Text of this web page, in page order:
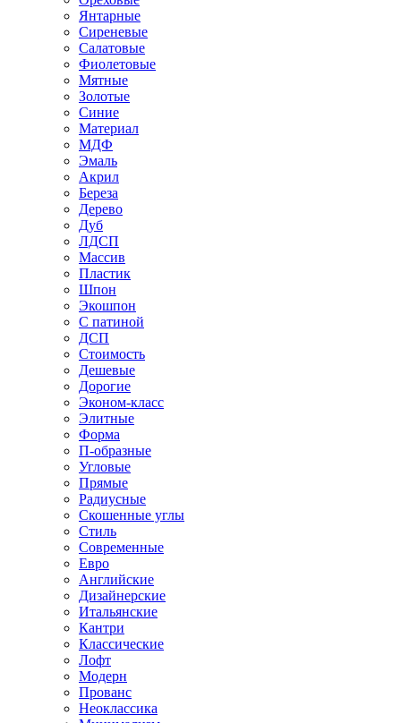
Янтарные
Сиреневые
Салатовые
Фиолетовые
Мятные
Золотые
Синие
Материал
МДФ
Эмаль
Акрил
Береза
Дерево
Дуб
ЛДСП
Массив
Пластик
Шпон
Экошпон
С патиной
ДСП
Стоимость
Дешевые
Дорогие
Эконом-класс
Элитные
Форма
П-образные
Угловые
Прямые
Радиусные
Скошенные углы
Стиль
Современные
Евро
Английские
Дизайнерские
Итальянские
Кантри
Классические
Лофт
Модерн
Прованс
Неоклассика